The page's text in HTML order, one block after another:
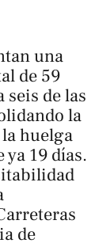
una
de 59
seis de las
la
huelga
19 días.
de